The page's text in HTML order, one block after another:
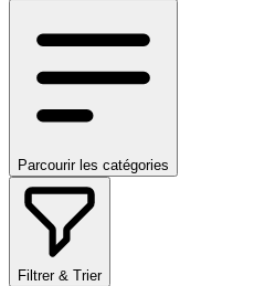
Parcourir les catégories
Filtrer & Trier